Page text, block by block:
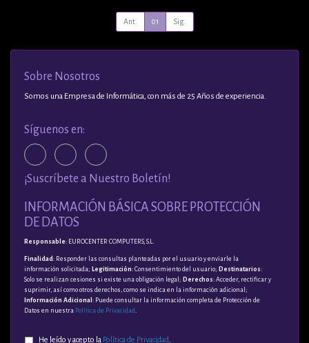
Ant. 01 Sig.
Sobre Nosotros
Somos una Empresa de Informática, con más de 25 Años de experiencia.
Síguenos en:
¡Suscríbete a Nuestro Boletín!
INFORMACIÓN BÁSICA SOBRE PROTECCIÓN
DE DATOS
Responsable: EUROCENTER COMPUTERS, S.L.
Finalidad : Responder las consultas planteadas por el usuario y enviarle la
información solicitada; Legitimación: Consentimiento del usuario; Destinatarios:
Solo se realizan cesiones si existe una obligación legal; Derechos: Acceder, rectificar y
suprimir, así como otros derechos, como se indica en la información adicional;
Información Adicional : Puede consultar la información completa de Protección de
Datos en nuestra Política de Privacidad
He leído y acepto la Política de Privacidad.